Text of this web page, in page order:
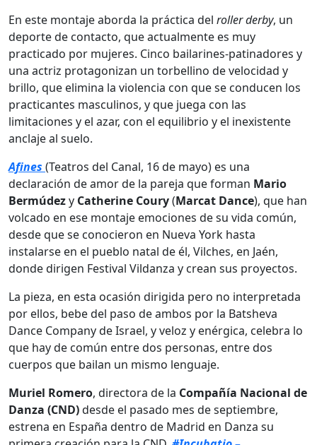
En este montaje aborda la práctica del roller derby, un
deporte de contacto, que actualmente es muy
practicado por mujeres. Cinco bailarines-patinadores y
una actriz protagonizan un torbellino de velocidad y
brillo, que elimina la violencia con que se conducen los
practicantes masculinos, y que juega con las
limitaciones y el azar, con el equilibrio y el inexistente
anclaje al suelo.
Afines (Teatros del Canal, 16 de mayo) es una
declaración de amor de la pareja que forman Mario
Bermúdezy Catherine Coury(Marcat Dance), que han
volcado en ese montaje emociones de su vida común,
desde que se conocieron en Nueva York hasta
instalarse en el pueblo natal de él, Vilches, en Jaén,
donde dirigen Festival Vildanza y crean sus proyectos.
La pieza, en esta ocasión dirigida pero no interpretada
por ellos, bebe del paso de ambos por la Batsheva
Dance Company de Israel, y veloz y enérgica, celebra lo
que hay de común entre dos personas, entre dos
cuerpos que bailan un mismo lenguaje.
Muriel Romero, directora de la Compañía Nacional de
Danza (CND)desde el pasado mes de septiembre,
estrena en España dentro de Madrid en Danza su